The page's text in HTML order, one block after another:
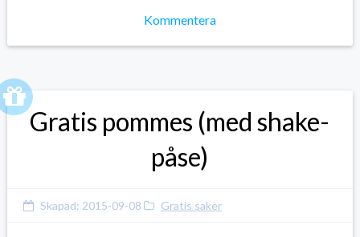
Kommentera
Gratis pommes (med shake-
påse)
Skapad: 2015-09-08 Gratis saker